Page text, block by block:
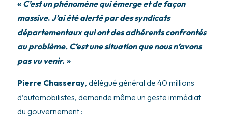
« C’est un phénomène qui émerge et de façon
massive.J’ai été alerté par des syndicats
départementaux qui ont des adhérents confrontés
au problème. C’est une situation que nous n’avons
pas vu venir. »
Pierre Chasseray, délégué général de 40 millions
d’automobilistes, demande même un geste immédiat
du gouvernement :